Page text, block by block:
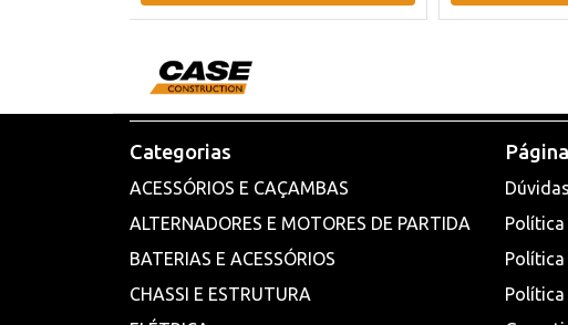
Categorias
ACESSÓRIOS E CAÇAMBAS
ALTERNADORES E MOTORES DE PARTIDA
BATERIAS E ACESSÓRIOS
CHASSI E ESTRUTURA
Política
Política